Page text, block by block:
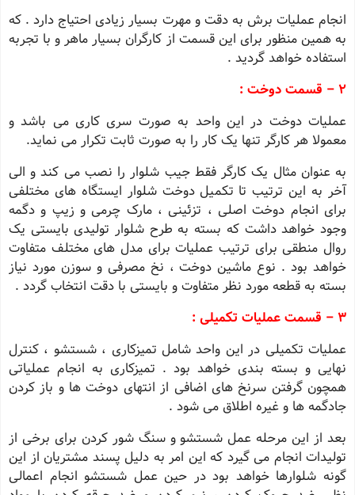
انجام عملیات برش به دقت و مهرت بسیار زیادی احتیاج دارد . که
به همین منظور برای این قسمت از کارگران بسیار ماهر و با تجربه
استفاده خواهد گردید .
2 – قسمت دوخت :
عملیات دوخت در این واحد به صورت سری کاری می باشد و
معمولا هر کارگر تنها یک کار را به صورت ثابت تکرار می نماید.
به عنوان مثال یک کارگر فقط جیب شلوار را نصب می کند و الی
آخر به این ترتیب تا تکمیل دوخت شلوار ایستگاه های مختلفی
برای انجام دوخت اصلی ، تزئینی ، مارک چرمی و زیپ و دگمه
وجود خواهد داشت که بسته به طرح شلوار تولیدی بایستی یک
روال منطقی برای ترتیب عملیات برای مدل های مختلف متفاوت
خواهد بود . نوع ماشین دوخت ، نخ مصرفی و سوزن مورد نیاز
بسته به قطعه مورد نظر متفاوت و بایستی با دقت انتخاب گردد .
3 – قسمت عملیات تکمیلی :
عملیات تکمیلی در این واحد شامل تمیزکاری ، شستشو ، کنترل
نهایی و بسته بندی خواهد بود . تمیزکاری به انجام عملیاتی
همچون گرفتن سرنخ های اضافی از انتهای دوخت ها و باز کردن
جادگمه ها و غیره اطلاق می شود .
بعد از این مرحله عمل شستشو و سنگ شور کردن برای برخی از
تولیدات انجام می گیرد که این امر به دلیل پسند مشتریان از این
گونه شلوارها خواهد بود در حین عمل شستشو انجام اعمالی